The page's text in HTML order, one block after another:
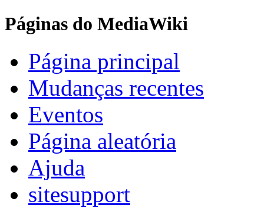
Páginas do MediaWiki
Página principal
Mudanças recentes
Eventos
Página aleatória
Ajuda
sitesupport